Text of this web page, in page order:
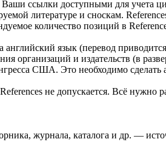
ссылки доступными для учета
литературе и сноскам.
количество позиций в
язык (перевод приводится
организаций и издательств (в
США. Это необходимо сделать
не допускается. Всё нужно
журнала, каталога и др. —